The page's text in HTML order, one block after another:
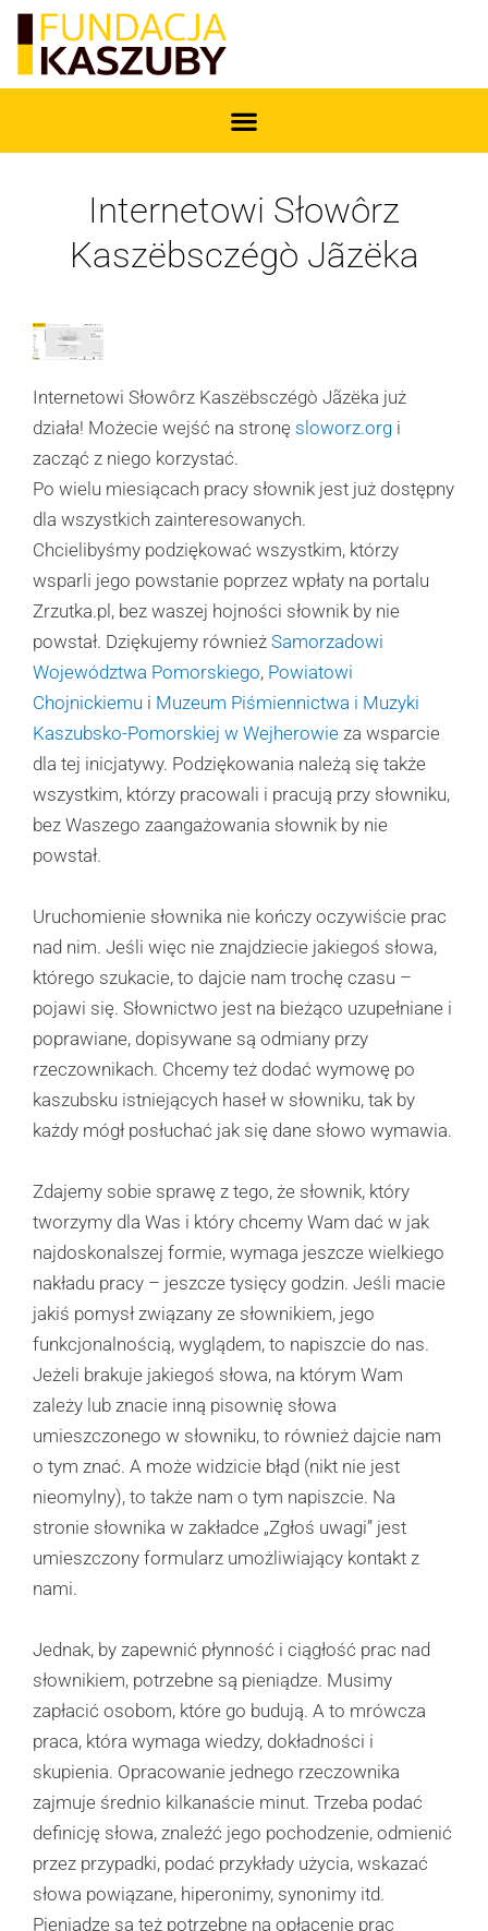
Internetowi Słowôrz
Kaszëbsczégò Jãzëka
Internetowi Słowôrz Kaszëbsczégò Jãzëka już
działa! Możecie wejść na stronę sloworz.org i
zacząć z niego korzystać.
Po wielu miesiącach pracy słownik jest już dostępny
dla wszystkich zainteresowanych.
Chcielibyśmy podziękować wszystkim, którzy
wsparli jego powstanie poprzez wpłaty na portalu
Zrzutka.pl, bez waszej hojności słownik by nie
powstał. Dziękujemy również Samorzadowi
Województwa Pomorskiego, Powiatowi
Chojnickiemu i Muzeum Piśmiennictwa i Muzyki
Kaszubsko-Pomorskiej w Wejherowie za wsparcie
dla tej inicjatywy. Podziękowania należą się także
wszystkim, którzy pracowali i pracują przy słowniku,
bez Waszego zaangażowania słownik by nie
powstał.
Uruchomienie słownika nie kończy oczywiście prac
nad nim. Jeśli więc nie znajdziecie jakiegoś słowa,
którego szukacie, to dajcie nam trochę czasu –
pojawi się. Słownictwo jest na bieżąco uzupełniane i
poprawiane, dopisywane są odmiany przy
rzeczownikach. Chcemy też dodać wymowę po
kaszubsku istniejących haseł w słowniku, tak by
każdy mógł posłuchać jak się dane słowo wymawia.
Zdajemy sobie sprawę z tego, że słownik, który
tworzymy dla Was i który chcemy Wam dać w jak
najdoskonalszej formie, wymaga jeszcze wielkiego
nakładu pracy – jeszcze tysięcy godzin. Jeśli macie
jakiś pomysł związany ze słownikiem, jego
funkcjonalnością, wyglądem, to napiszcie do nas.
Jeżeli brakuje jakiegoś słowa, na którym Wam
zależy lub znacie inną pisownię słowa
umieszczonego w słowniku, to również dajcie nam
o tym znać. A może widzicie błąd (nikt nie jest
nieomylny), to także nam o tym napiszcie. Na
stronie słownika w zakładce „Zgłoś uwagi” jest
umieszczony formularz umożliwiający kontakt z
nami.
Jednak, by zapewnić płynność i ciągłość prac nad
słownikiem, potrzebne są pieniądze. Musimy
zapłacić osobom, które go budują. A to mrówcza
praca, która wymaga wiedzy, dokładności i
skupienia. Opracowanie jednego rzeczownika
zajmuje średnio kilkanaście minut. Trzeba podać
definicję słowa, znaleźć jego pochodzenie, odmienić
przez przypadki, podać przykłady użycia, wskazać
słowa powiązane, hiperonimy, synonimy itd.
Pieniądze są też potrzebne na opłacenie prac